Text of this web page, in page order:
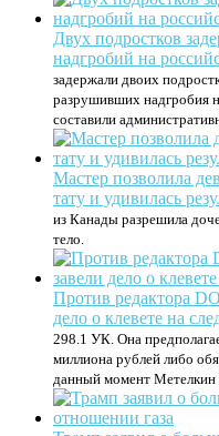
Двух подростков
надгробий на
задержали двоих
разрушивших надгробия
составили
Мастер позволила
тату и удивилась
из Канады разрешила
тело.
Против редактора
дело о клевете на
298.1 УК. Она
миллиона рублей либо
данный момент